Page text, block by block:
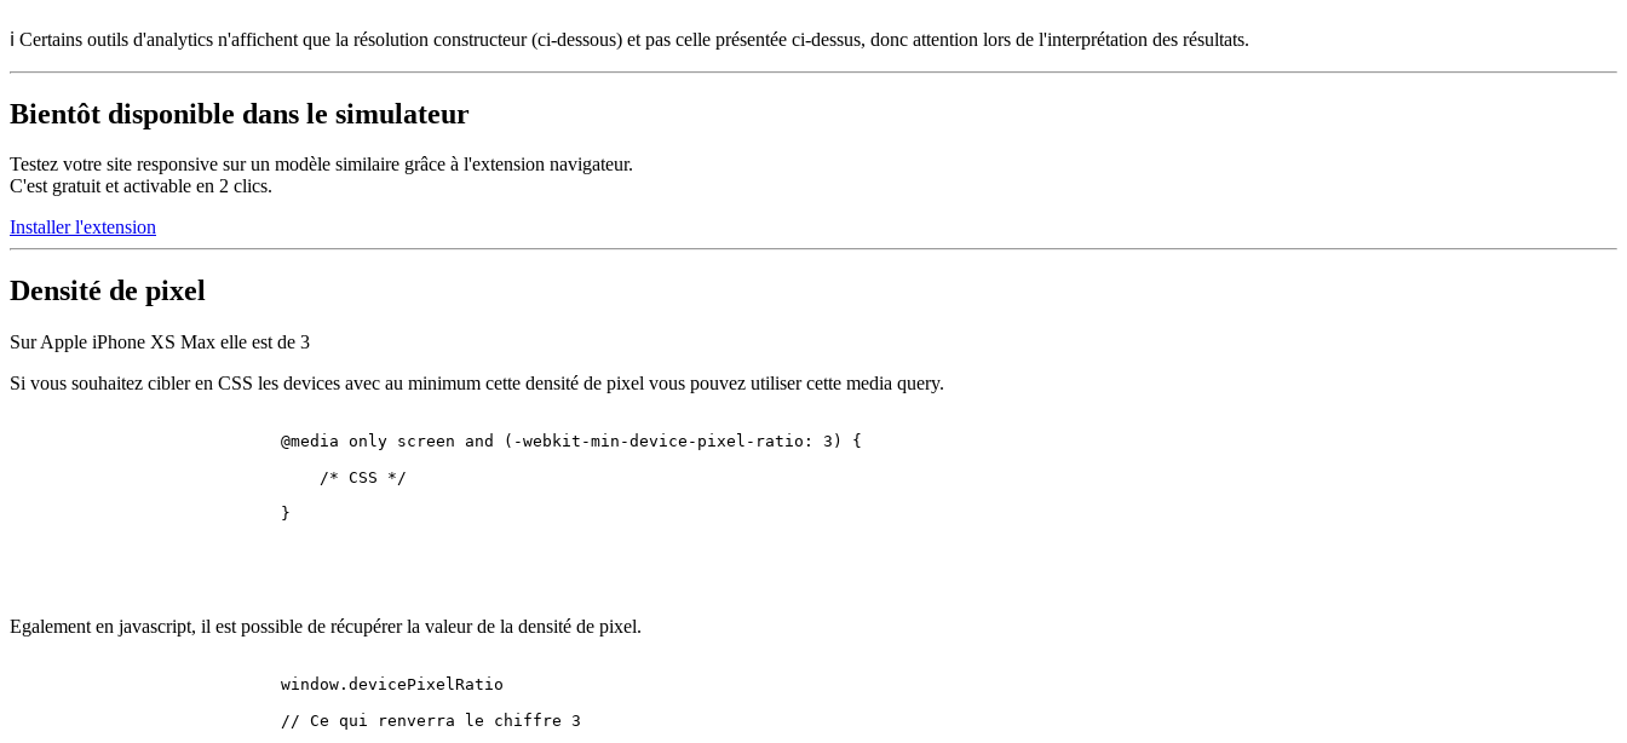
ℹ️ Certains outils d'analytics n'affichent que la résolution constructeur (ci-dessous) et pas celle présentée ci-dessus, donc attention lors de l'interprétation des résultats.
Bientôt disponible dans le simulateur
Testez votre site responsive sur un modèle similaire grâce à l'extension navigateur.
C'est gratuit et activable en 2 clics.
Installer l'extension
Densité de pixel
Sur Apple iPhone XS Max elle est de 3
Si vous souhaitez cibler en CSS les devices avec au minimum cette densité de pixel vous pouvez utiliser cette media query.
@media only screen and (-webkit-min-device-pixel-ratio: 3 ) {
/* CSS */
                            }
Egalement en javascript, il est possible de récupérer la valeur de la densité de pixel.
                            window.
devicePixelRatio
// Ce qui renverra le chiffre 3